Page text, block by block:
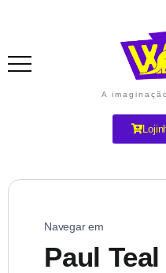
A
Navegar em
Paul Teal